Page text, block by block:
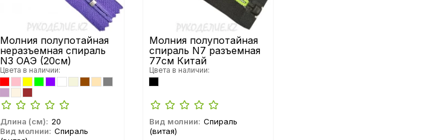
Молния полупотайная
неразъемная спираль
N3 ОАЭ (20см)
Цвета в наличии:
Длина (см): 20
Вид молнии: Спираль
Молния полупотайная
спираль N7 разъемная
77см Китай
Цвета в наличии:
Вид молнии: Спираль
(витая)